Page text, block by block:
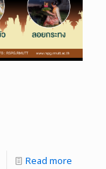
Read more